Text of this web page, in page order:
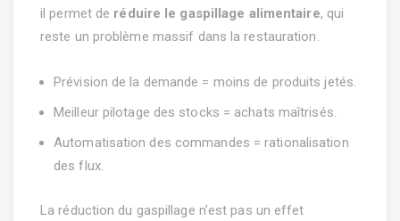
il permet de réduire le gaspillage alimentaire, qui
reste un problème massif dans la restauration.
Prévision de la demande = moins de produits jetés.
Meilleur pilotage des stocks = achats maîtrisés.
Automatisation des commandes = rationalisation
des flux.
La réduction du gaspillage n’est pas un effet